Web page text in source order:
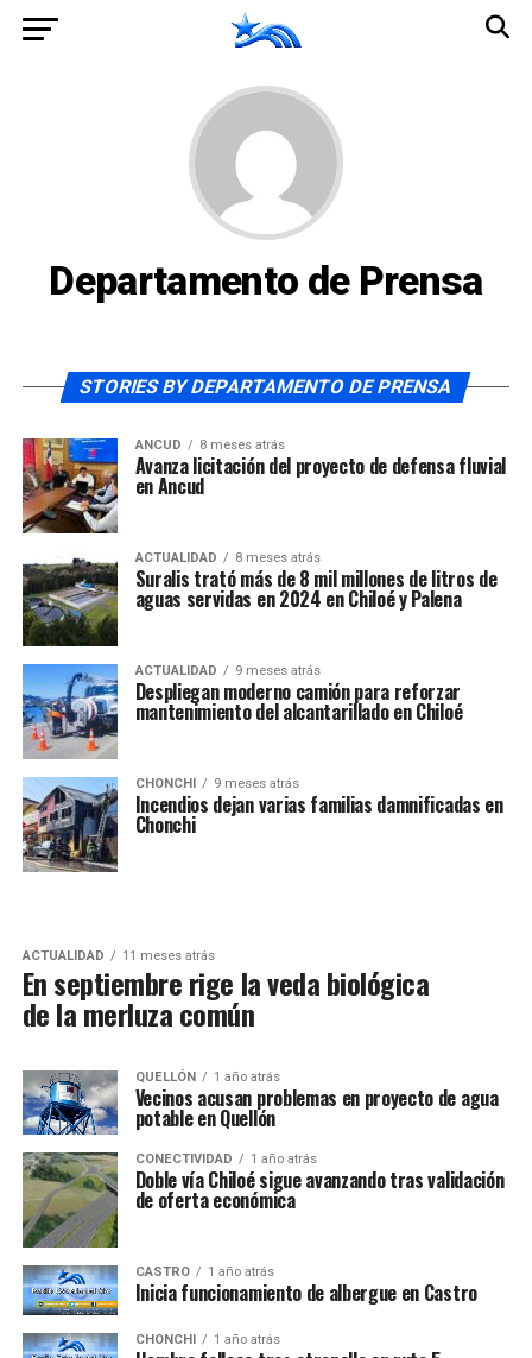
Departamento de Prensa
STORIES BY DEPARTAMENTO DE PRENSA
ANCUD 8 meses atrás
Avanza licitación del proyecto de defensa fluvial
en Ancud
ACTUALIDAD 8 meses atrás
Suralis trató más de 8 mil millones de litros de
aguas servidas en 2024 en Chiloé y Palena
ACTUALIDAD 9 meses atrás
Despliegan moderno camión para reforzar
mantenimiento del alcantarillado en Chiloé
CHONCHI 9 meses atrás
Incendios dejan varias familias damnificadas en
Chonchi
ACTUALIDAD 11 meses atrás
En septiembre rige la veda biológica
de la merluza común
QUELLÓN 1 año atrás
Vecinos acusan problemas en proyecto de agua
potable en Quellón
CONECTIVIDAD 1 año atrás
Doble vía Chiloé sigue avanzando tras validación
de oferta económica
CASTRO 1 año atrás
Inicia funcionamiento de albergue en Castro
CHONCHI 1 año atrás